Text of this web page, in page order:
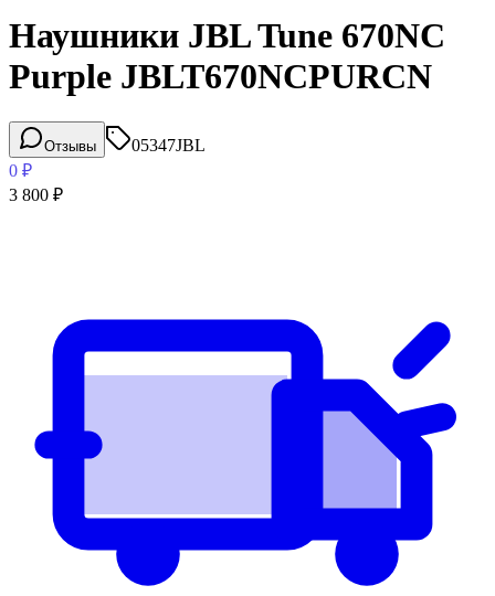
Наушники JBL Tune 670NC
Purple JBLT670NCPURCN
Отзывы 05347JBL
0 ₽
3 800 ₽